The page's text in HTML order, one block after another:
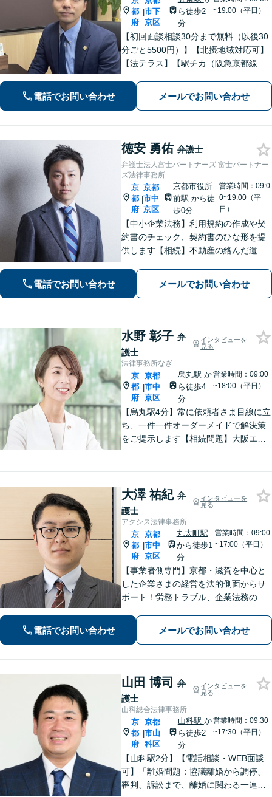
都
府
|市下
京区
ら徒歩2
分
~19:00（平日）
【初回面談相談30分まで無料（以後30
分ごと5500円）】【北摂地域対応可】
【法テラス】【駅チカ（阪急京都線烏
徒歩４分、地下鉄五条駅１番出口徒歩
２分】丁寧にわかりやすく説明。オン
電話でお問い合わせ メールでお問い合わせ
徳安 勇佑 弁護士
弁護士法人富士パートナーズ 富士パートナー
ズ法律事務所
京
都
府
|
京都
市中
京区
京都市役所
前駅 から徒
歩0分
営業時間：09:0
0~19:00（平
日）
【中小企業法務】利用規約の作成や契
約書のチェック、契約書のひな形を提
供します【相続】不動産の絡んだ遺産
動産トラブル】不動産業者と連携し、
ご希望を汲み取りながら解決を目指し
電話でお問い合わせ メールでお問い合わせ
水野 彰子 弁
護士
インタビューを
見る
法律事務所なぎ
京
都
府
|
京都
市中
京区
烏丸駅 か
ら徒歩4
分
営業時間：09:00
~18:00（平日）
【烏丸駅4分】常に依頼者さま目線に立
ち、一件一件オーダーメイドで解決策
をご提示します【相続問題】大阪エリ
をします【Web面談可】【初回相談無
料】
大澤 祐紀 弁
護士
インタビューを
見る
アクシス法律事務所
京
都
府
|
京都
市中
京区
丸太町駅
から徒歩1
分
営業時間：09:00
~17:00（平日）
【事業者側専門】京都・滋賀を中心と
した企業さまの経営を法的側面からサ
ポート！労務トラブル、企業法務のご
問題への対応を中心に、その他中小企
業法務について豊富な経験がありま
電話でお問い合わせ メールでお問い合わせ
山田 博司
弁
護士
インタビューを
見る
山科総合法律事務所
京
都
府
|
京都
市山
科区
山科駅 か
ら徒歩2
分
営業時間：09:30
~17:30（平日）
【山科駅2分】【電話相談・WEB面談
可】「離婚問題：協議離婚から調停、
審判、訴訟まで、離婚に関わる一連の